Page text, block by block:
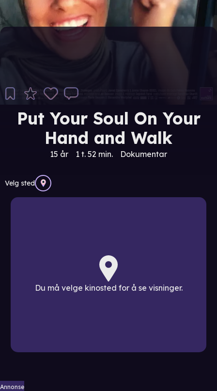
Put Your Soul On Your
Hand and Walk
15 år 1 t. 52 min. Dokumentar
Velg sted
Du må velge kinosted for å se visninger.
Annonse